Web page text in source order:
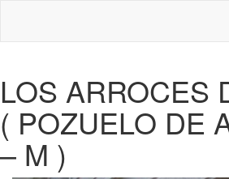
LOS ARROCES
( POZUELO DE
– M )